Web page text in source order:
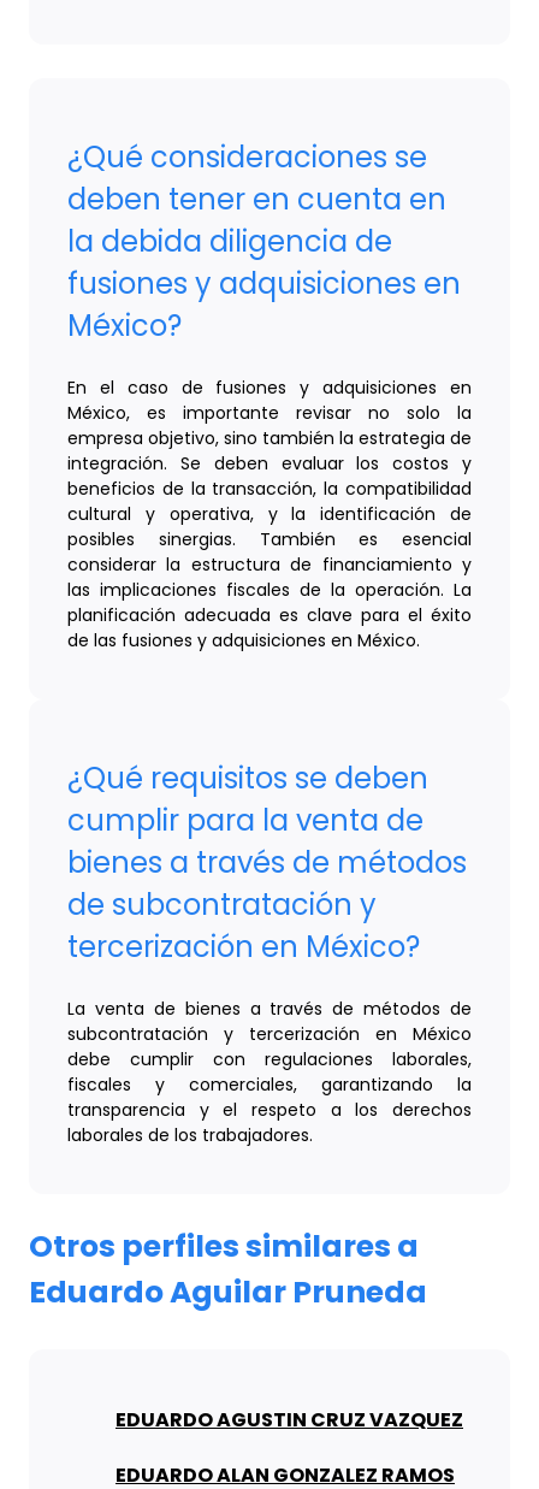
¿Qué consideraciones se
deben tener en cuenta en
la debida diligencia de
fusiones y adquisiciones en
México?
En el caso de fusiones y adquisiciones en
México, es importante revisar no solo la
empresa objetivo, sino también la estrategia de
integración. Se deben evaluar los costos y
beneficios de la transacción, la compatibilidad
cultural y operativa, y la identificación de
posibles sinergias. También es esencial
considerar la estructura de financiamiento y
las implicaciones fiscales de la operación. La
planificación adecuada es clave para el éxito
de las fusiones y adquisiciones en México.
¿Qué requisitos se deben
cumplir para la venta de
bienes a través de métodos
de subcontratación y
tercerización en México?
La venta de bienes a través de métodos de
subcontratación y tercerización en México
debe cumplir con regulaciones laborales,
fiscales y comerciales, garantizando la
transparencia y el respeto a los derechos
laborales de los trabajadores.
Otros perfiles similares a
Eduardo Aguilar Pruneda
EDUARDO AGUSTIN CRUZ VAZQUEZ
EDUARDO ALAN GONZALEZ RAMOS